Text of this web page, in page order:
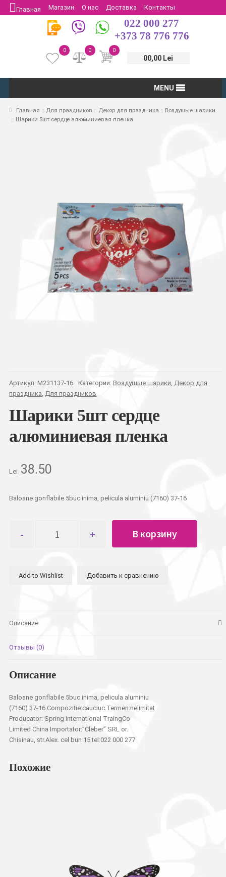
Главная Магазин О нас Доставка
Контакты
Защита потребителей
Возврат
022 000 277
+373 78 776 776
0
00,00 Lei
0
0
MENU
Главная Для праздников Декор для праздника
Воздушые шарики
Шарики 5шт сердце алюминиевая пленка
Артикул: M231137-16 Категории:Воздушые шарики, Декор для
праздника, Для праздников
Шарики 5шт сердце
алюминиевая пленка
Lei 38.50
Baloane gonflabile 5buc inima, pelicula aluminiu (7160) 37-16
товара
алюминиевая
В корзину
Add to Wishlist Добавить к сравнению
Описание
Отзывы (0)
Описание
Baloane gonflabile 5buc inima, pelicula aluminiu
(7160) 37-16.Compozitie:cauciuc.Termen:nelimitat
Producator: Spring International TraingCo
Limited China Importator:”Cleber” SRL or.
Chisinau, str.Alex. cel bun 15 tel:022 000 277
Похожие